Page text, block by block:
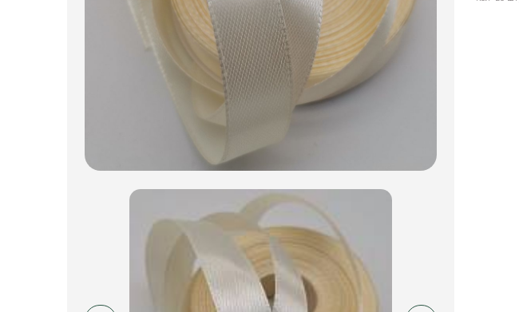
Искусственные цветы и растения
Игрушки мягкие
Изделия из металла